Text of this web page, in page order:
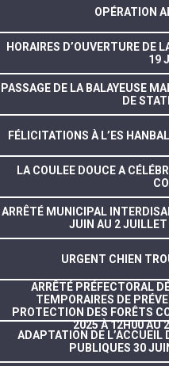
OPÉRATION
HORAIRES D’OUVERTURE DE
19
PASSAGE DE LA BALAYEUSE
DE
FÉLICITATIONS À L’ES
LA COULEE DOUCE A
ARRÊTÉ MUNICIPAL
JUIN AU 2
URGENT CHIEN
ARRÊTÉ PRÉFECTORAL
TEMPORAIRES DE
PROTECTION DES FORÊTS
2025 À 12H00 AU
ADAPTATION DE L’ACCUEIL
PUBLIQUES 30